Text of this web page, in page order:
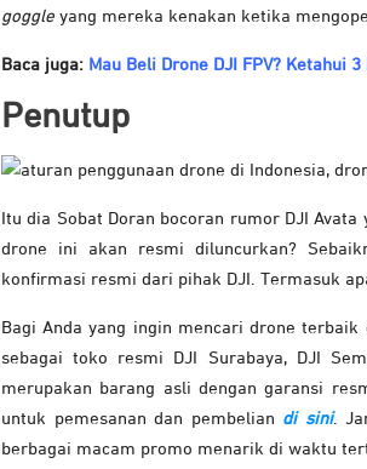
goggle yang mereka kenakan ketika
Baca juga: Mau Beli Drone DJI FPV? Ketahui
Penutup
Itu dia Sobat Doran bocoran rumor DJI
drone ini akan resmi diluncurkan?
konfirmasi resmi dari pihak DJI. Termasuk
Bagi Anda yang ingin mencari drone
sebagai toko resmi DJI Surabaya, DJI
merupakan barang asli dengan garansi
untuk pemesanan dan pembelian di sini.
berbagai macam promo menarik di waktu